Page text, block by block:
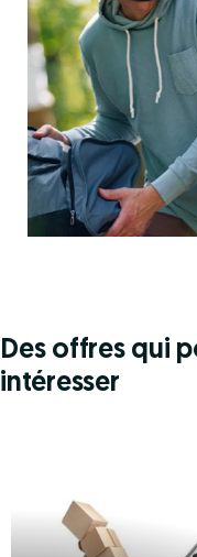
Des offres qui
intéresser